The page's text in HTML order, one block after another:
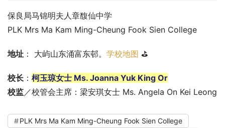
保良局马锦明夫人章馥仙中学
PLK Mrs Ma Kam Ming-Cheung Fook Sien College
地址 ： 大屿山东涌富东邨。 学校地图 ⛳
校长 ： 柯玉琼女士 Ms. Joanna Yuk King Or
校监／校管会主席：梁安琪女士 Ms. Angela On Kei Leong
PLK Mrs Ma Kam Ming-Cheung Fook Sien College